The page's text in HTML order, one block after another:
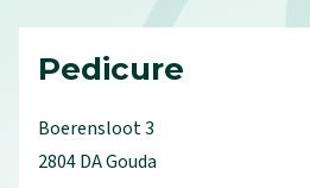
Pedicure
Boerensloot3
2804 DAGouda